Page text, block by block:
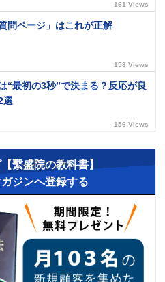
161 Views
問ページ」はこれが正解
158 Views
“最初の3秒”で決まる？反応が良
選
156 Views
繫盛院の教科書】
ジンへ登録する